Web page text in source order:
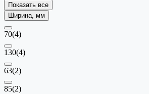
Показать все
Ширина, мм
70(4)
130(4)
63(2)
85(2)